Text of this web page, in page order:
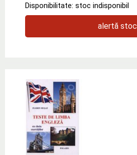
Disponibilitate: stoc indisponibil
alertă stoc